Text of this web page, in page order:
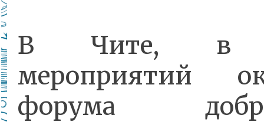
В Чите, в
мероприятий
форума